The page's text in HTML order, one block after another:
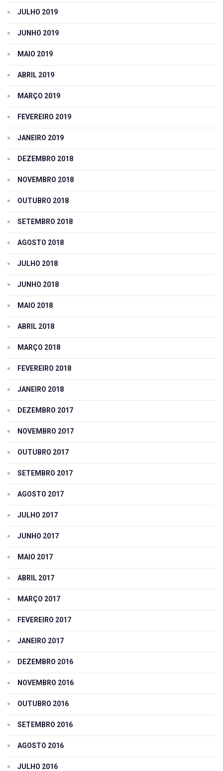
JULHO 2019
JUNHO 2019
MAIO 2019
ABRIL 2019
MARÇO 2019
FEVEREIRO 2019
JANEIRO 2019
DEZEMBRO 2018
NOVEMBRO 2018
OUTUBRO 2018
SETEMBRO 2018
AGOSTO 2018
JULHO 2018
JUNHO 2018
MAIO 2018
ABRIL 2018
MARÇO 2018
FEVEREIRO 2018
JANEIRO 2018
DEZEMBRO 2017
NOVEMBRO 2017
OUTUBRO 2017
SETEMBRO 2017
AGOSTO 2017
JULHO 2017
JUNHO 2017
MAIO 2017
ABRIL 2017
MARÇO 2017
FEVEREIRO 2017
JANEIRO 2017
DEZEMBRO 2016
NOVEMBRO 2016
OUTUBRO 2016
SETEMBRO 2016
AGOSTO 2016
JULHO 2016